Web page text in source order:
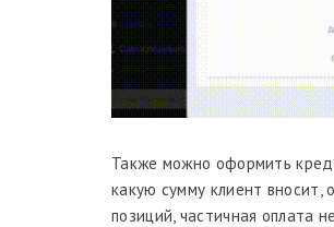
Также можно оформить
какую сумму клиент
позиций, частичная оплата